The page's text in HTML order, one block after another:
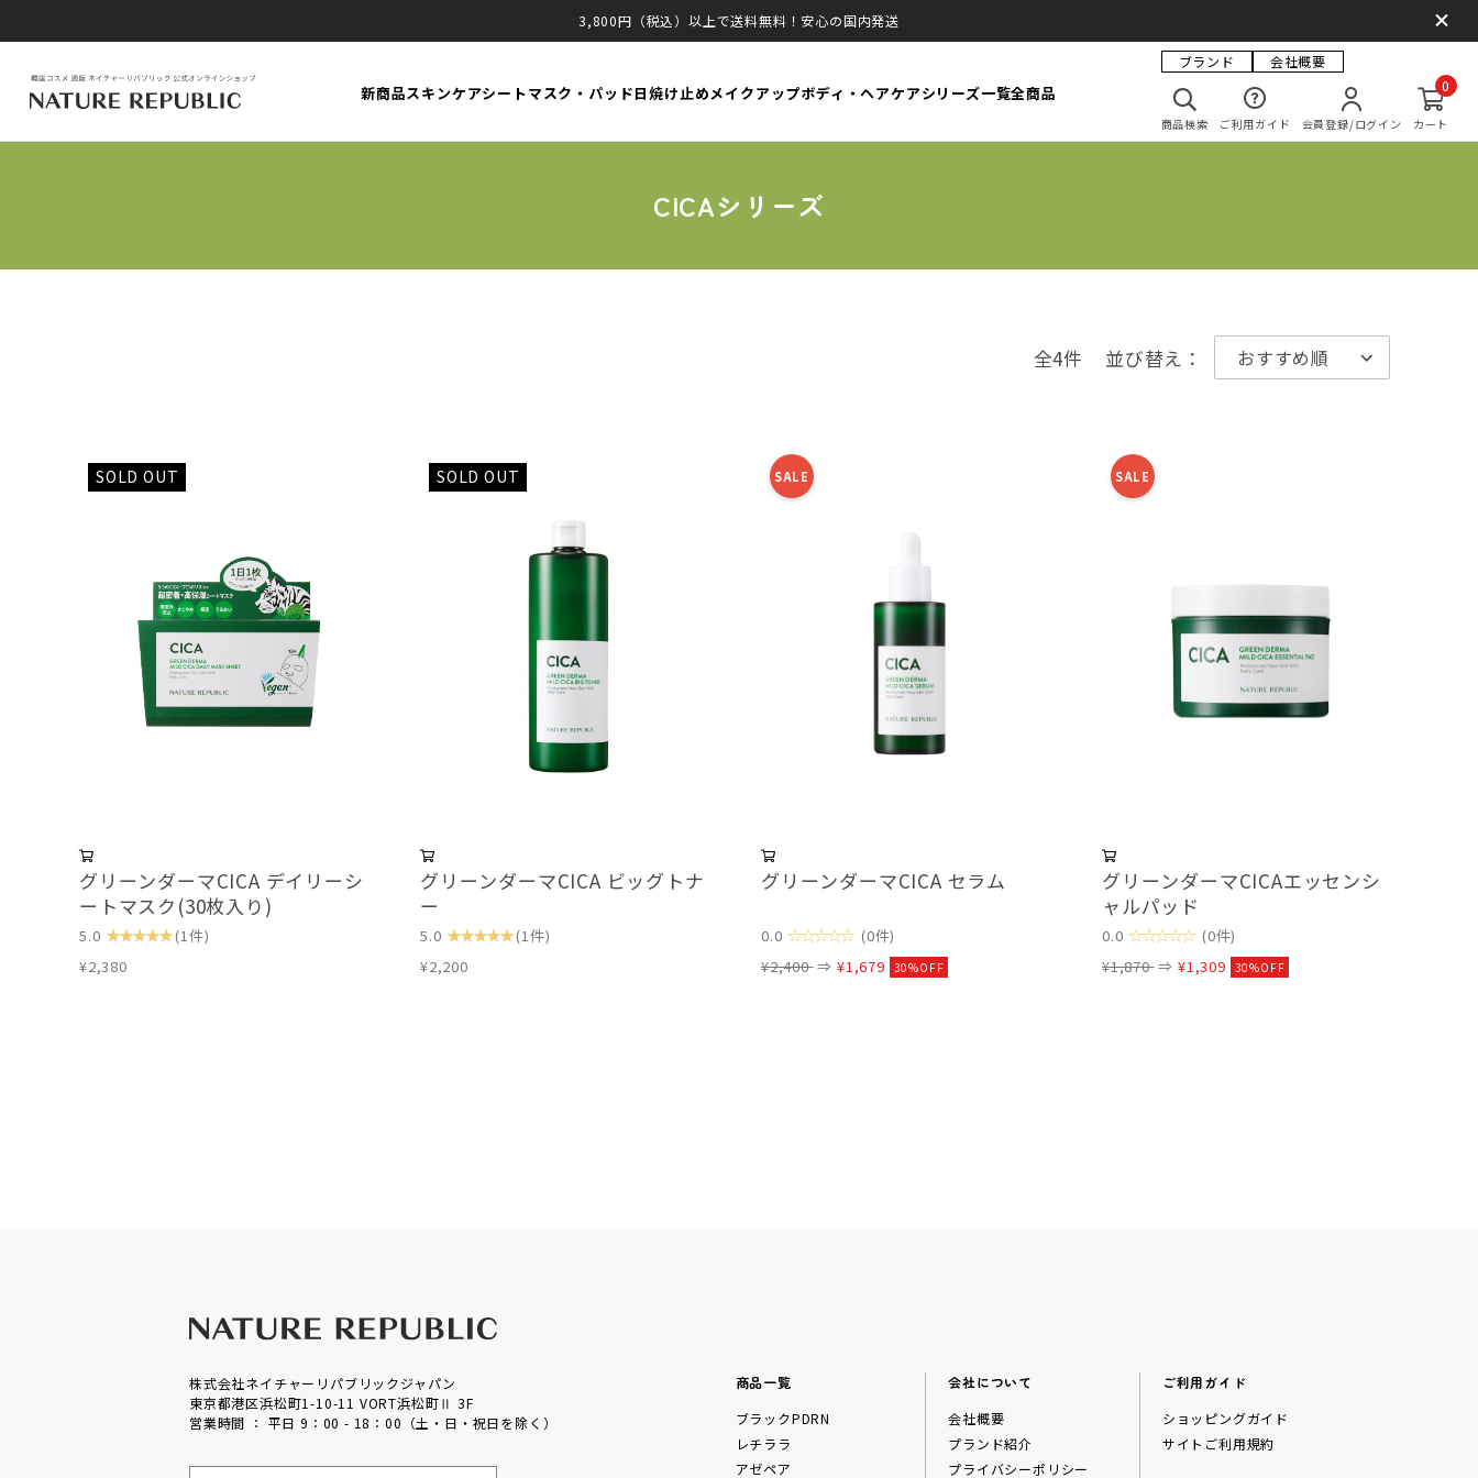
3,800円（税込）以上で送料無料！安心の国内発送
新商品スキンケアシートマスク・パッド日焼け止めメイクアップボディ・ヘアケアシリーズ一覧全商品
ブランド 会社概要
商品検索 ご利用ガイド 会員登録/ログイン カート
0
CICAシリーズ
全4件 並び替え：
SOLD OUT
グリーンダーマCICA デイリーシ
ートマスク(30枚入り)
5.0 ★★★★★(1件)
¥2,380
SOLD OUT
グリーンダーマCICA ビッグトナ
ー
5.0 ★★★★★(1件)
¥2,200
SALE
グリーンダーマCICA セラム
0.0 ☆☆☆☆☆ (0件)
¥2,400⇒¥1,679 30%OFF
SALE
グリーンダーマCICAエッセンシ
ャルパッド
0.0 ☆☆☆☆☆ (0件)
¥1,870⇒¥1,309 30%OFF
株式会社ネイチャーリパブリックジャパン
東京都港区浜松町1-10-11 VORT浜松町Ⅱ 3F
営業時間 ： 平日 9：00 - 18：00（土・日・祝日を除く）
商品一覧
ブラックPDRN
レチララ
アゼペア
会社について
会社概要
プランド紹介
プライバシーポリシー
ご利用ガイド
ショッピングガイド
サイトご利用規約